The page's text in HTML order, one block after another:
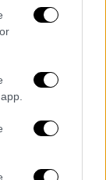
αρ..δια μου
τα βάζει